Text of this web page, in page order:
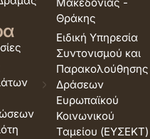
Θράκης
Ειδική Υπηρεσία
Συντονισμού και
Παρακολούθησης
Δράσεων
Ευρωπαϊκού
Κοινωνικού
Ταμείου (ΕΥΣΕΚΤ)